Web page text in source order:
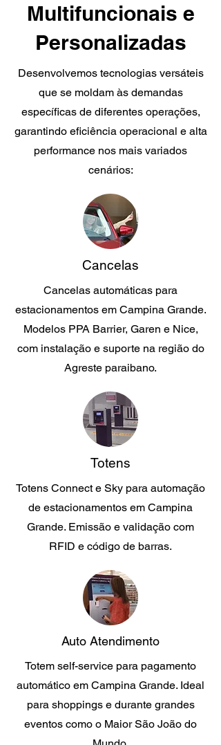
Multifuncionais e
Personalizadas
Desenvolvemos tecnologias versáteis
que se moldam às demandas
específicas de diferentes operações,
garantindo eficiência operacional e alta
performance nos mais variados
cenários:
Cancelas
Cancelas automáticas para
estacionamentos em Campina Grande.
Modelos PPA Barrier, Garen e Nice,
com instalação e suporte na região do
Agreste paraibano.
Totens
Totens Connect e Sky para automação
de estacionamentos em Campina
Grande. Emissão e validação com
RFID e código de barras.
Auto Atendimento
Totem self-service para pagamento
automático em Campina Grande. Ideal
para shoppings e durante grandes
eventos como o Maior São João do